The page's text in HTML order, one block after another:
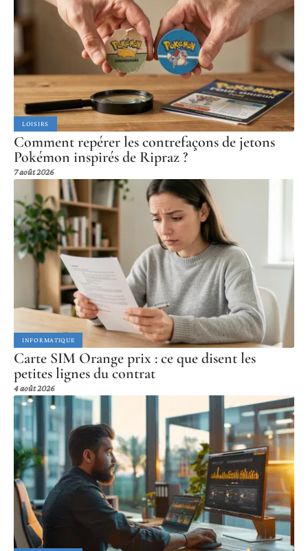
LOISIRS
Comment repérer les contrefaçons de jetons
Pokémon inspirés de Ripraz ?
7 août 2026
INFORMATIQUE
Carte SIM Orange prix : ce que disent les
petites lignes du contrat
4 août 2026